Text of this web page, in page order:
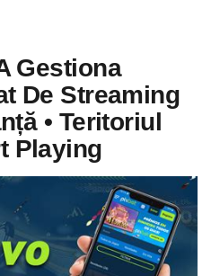
Gestiona
De Streaming
• Teritoriul
Playing